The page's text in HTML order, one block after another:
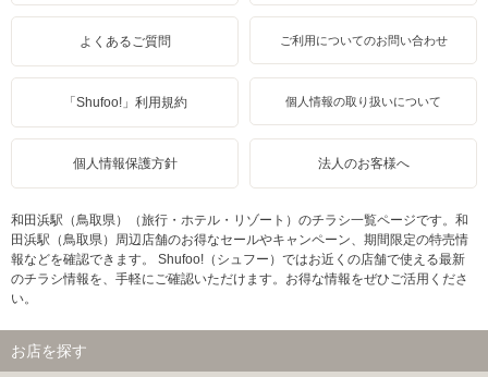
よくあるご質問 ご利用についてのお問い合わせ
「Shufoo!」利用規約 個人情報の取り扱いについて
個人情報保護方針 法人のお客様へ
和田浜駅（鳥取県）（旅行・ホテル・リゾート）のチラシ一覧ページです。和
田浜駅（鳥取県）周辺店舗のお得なセールやキャンペーン、期間限定の特売情
報などを確認できます。 Shufoo!（シュフー）ではお近くの店舗で使える最新
のチラシ情報を、手軽にご確認いただけます。お得な情報をぜひご活用くださ
い。
お店を探す